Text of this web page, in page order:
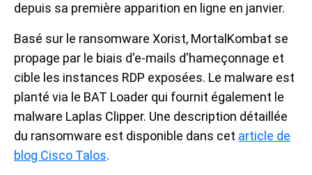
depuis sa première apparition en ligne en janvier.
Basé sur le ransomware Xorist, MortalKombat se
propage par le biais d'e-mails d'hameçonnage et
cible les instances RDP exposées. Le malware est
planté via le BAT Loader qui fournit également le
malware Laplas Clipper. Une description détaillée
du ransomware est disponible dans cet article de
blog Cisco Talos.